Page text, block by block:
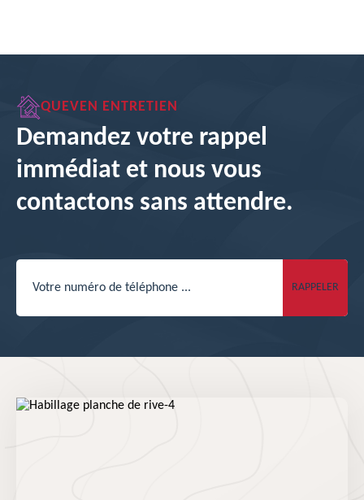
QUEVEN ENTRETIEN
Demandez votre rappel
immédiat et nous vous
contactons sans attendre.